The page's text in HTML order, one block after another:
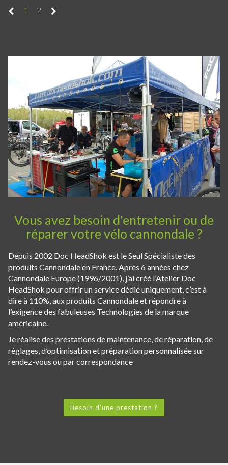
1 2
Vous avez besoin d'entretenir ou de
réparer votre vélo cannondale ?
Depuis 2002 Doc HeadShok est le Seul Spécialiste des
produits Cannondale en France. Après 6 années chez
Cannondale Europe (1996/2001), j’ai créé l’Atelier Doc
HeadShok pour offrir un service dédié uniquement, c’est à
dire à 110%, aux produits Cannondale et répondre à
l’exigence des fabuleuses Technologies de la marque
américaine.
Je réalise des prestations de maintenance, de réparation, de
réglages, d’optimisation et préparation personnalisée sur
rendez-vous ou par correspondance
Besoin d'une prestation ?